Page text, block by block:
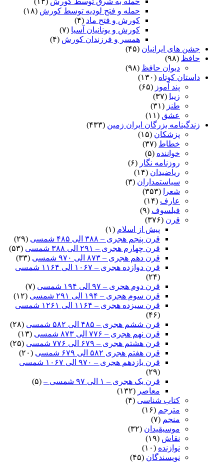
حمله و فتح لودیه توسط کورش (۱۸)
کورش و فتح ماد (۴)
کورش و یونانیان آسیا (۷)
همسر و فرزندان کورش (۴)
جشن های ایرانیان (۴۵)
حافظ (۹۸)
دیوان حافظ (۹۸)
داستان کوتاه (۱۳۰)
پند آموز (۶۵)
زیبا (۳۷)
طنز (۳۱)
عشق (۱۱)
زندگینامه بزرگان ایران زمین (۴۳۳)
پزشکان (۱۵)
خطاط (۳۷)
خواننده (۵)
روزنامه نگار (۶)
ریاضیدان (۱۴)
سیاستمداران (۳)
شعرا
(۳۵۳)
عارف (۱۴)
فیلسوف (۹)
قرن (۳۷۶)
پیش از اسلام (۱)
قرن پنجم هجری – ۳۸۸ الی ۴۸۵ شمسی
(۲۹)
قرن چهارم هجری – ۲۹۱ الی ۳۸۸ شمسی
(۵۳)
قرن دهم هجری – ۸۷۳ الی ۹۷۰ شمسی
(۳۳)
قرن دوازده هجری – ۱۰۶۷ الی ۱۱۶۴ شمسی
(۲۴)
قرن دوم هجری – ۹۷ الی ۱۹۴ شمسی
(۷)
قرن سوم هجری – ۱۹۴ الی ۲۹۱ شمسی
(۱۲)
قرن سیزده هجری – ۱۱۶۴ الی ۱۲۶۱ شمسی
(۴۶)
قرن ششم هجری – ۴۸۵ الی ۵۸۲ شمسی
(۲۸)
قرن نهم هجری – ۷۷۶ الی ۸۷۳ شمسی
(۱۳)
قرن هشتم هجری – ۶۷۹ الی ۷۷۶ شمسی
(۲۵)
قرن هفتم هجری ۵۸۲ الی ۶۷۹ شمسی
(۲۰)
قرن یازدهم هجری – ۹۷۰ الی ۱۰۶۷ شمسی
(۲۹)
قرن یک هجری – ۱ الی ۹۷ شمسی –
(۵)
معاصر (۱۳۲)
کتاب شناسی (۴)
مترجم (۱۶)
منجم (۷)
موسیقیدان (۳۲)
نقاش (۱۹)
نوازنده (۱۰)
نویسندگان (۴۵)